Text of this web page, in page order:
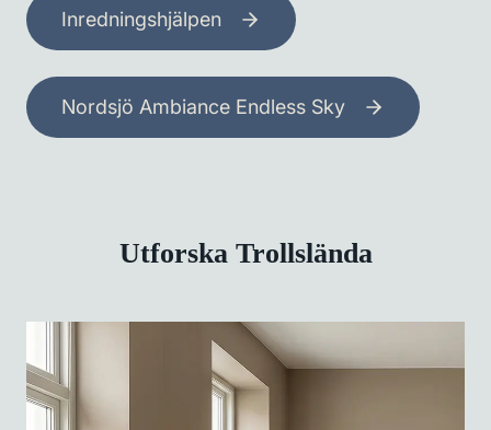
Inredningshjälpen
Nordsjö Ambiance Endless Sky
Utforska Trollslända